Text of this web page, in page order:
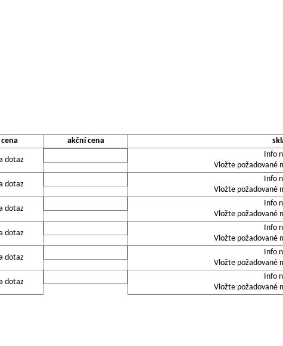
cena akční cena
dotaz
Info
Vložte požadované
dotaz
Info
Vložte požadované
dotaz
Info
Vložte požadované
dotaz
Info
Vložte požadované
dotaz
Info
Vložte požadované
dotaz
Info
Vložte požadované